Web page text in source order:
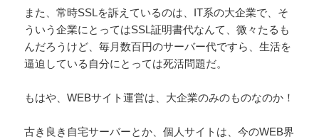
また、常時SSLを訴えているのは、IT系の大企業で、そ
ういう企業にとってはSSL証明書代なんて、微々たるも
んだろうけど、毎月数百円のサーバー代ですら、生活を
逼迫している自分にとっては死活問題だ。
もはや、WEBサイト運営は、大企業のみのものなのか！
古き良き自宅サーバーとか、個人サイトは、今のWEB界